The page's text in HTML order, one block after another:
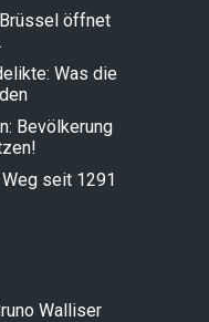
öffnet
Was die
Bevölkerung
seit 1291
Walliser